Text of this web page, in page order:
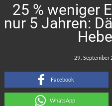
25 % weniger
nur 5 Jahren:
Facebook
WhatsApp